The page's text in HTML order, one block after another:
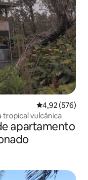
4,92 de uma
4,92 (576)
vulcânica
apartamento